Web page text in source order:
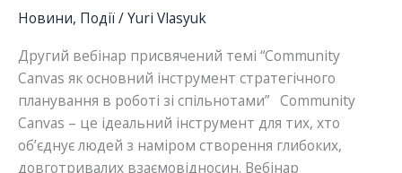
Новини, Події/Yuri Vlasyuk
Другий вебінар присвячений темі “Community
Canvas як основний інструмент стратегічного
планування в роботі зі спільнотами” Community
Canvas – це ідеальний інструмент для тих, хто
об’єднує людей з наміром створення глибоких,
довготривалих взаємовідносин. Вебінар